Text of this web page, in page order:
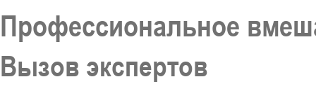
Профессиональное
Вызов экспертов